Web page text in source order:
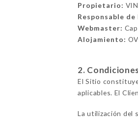
Propietario:
Responsable
Webmaster:
Alojamiento:
2.
El Sitio
aplicables. El
La utilización del